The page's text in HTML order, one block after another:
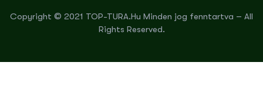
Copyright © 2021 TOP-TURA.Hu Minden jog fenntartva – All
Rights Reserved.